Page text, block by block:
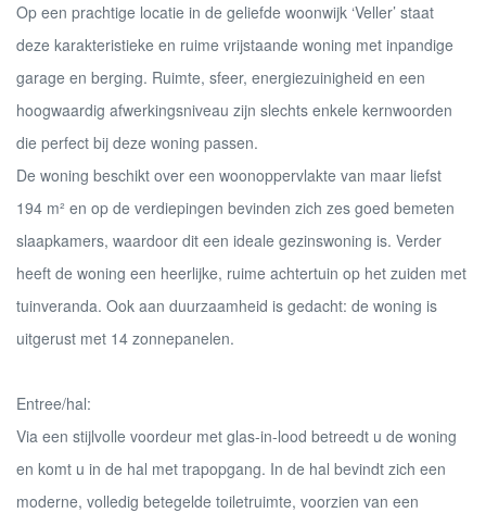
Op een prachtige locatie in de geliefde woonwijk ‘Veller’ staat
deze karakteristieke en ruime vrijstaande woning met inpandige
garage en berging. Ruimte, sfeer, energiezuinigheid en een
hoogwaardig afwerkingsniveau zijn slechts enkele kernwoorden
die perfect bij deze woning passen.
De woning beschikt over een woonoppervlakte van maar liefst
194 m² en op de verdiepingen bevinden zich zes goed bemeten
slaapkamers, waardoor dit een ideale gezinswoning is. Verder
heeft de woning een heerlijke, ruime achtertuin op het zuiden met
tuinveranda. Ook aan duurzaamheid is gedacht: de woning is
uitgerust met 14 zonnepanelen.
Entree/hal:
Via een stijlvolle voordeur met glas-in-lood betreedt u de woning
en komt u in de hal met trapopgang. In de hal bevindt zich een
moderne, volledig betegelde toiletruimte, voorzien van een